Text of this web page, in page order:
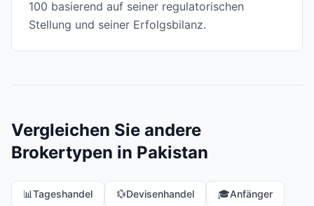
100 basierend auf seiner regulatorischen
Stellung und seiner Erfolgsbilanz.
Vergleichen Sie andere
Brokertypen in Pakistan
📊Tageshandel 💱Devisenhandel 🎓Anfänger